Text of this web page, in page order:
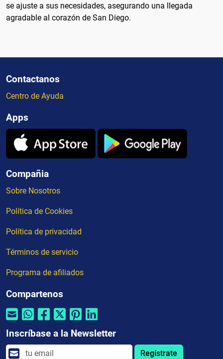
se ajuste a sus necesidades, asegurando una llegada
agradable al corazón de San Diego.
Contactanos
Centro de Ayuda
Apps
Compañia
Sobre Nosotros
Política de Cookies
Política de privacidad
Términos de servicio
Programa de afiliados
Compartenos
Inscríbase a la Newsletter
Regístrate